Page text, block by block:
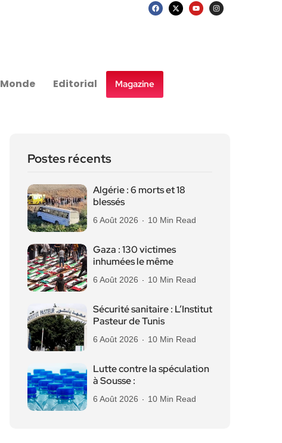
Monde Editorial Magazine
Postes récents
Algérie : 6 morts et 18
blessés
6 Août 2026 10 Min Read
Gaza : 130 victimes
inhumées le même
6 Août 2026 10 Min Read
Sécurité sanitaire : L’Institut
Pasteur de Tunis
6 Août 2026 10 Min Read
Lutte contre la spéculation
à Sousse :
6 Août 2026 10 Min Read